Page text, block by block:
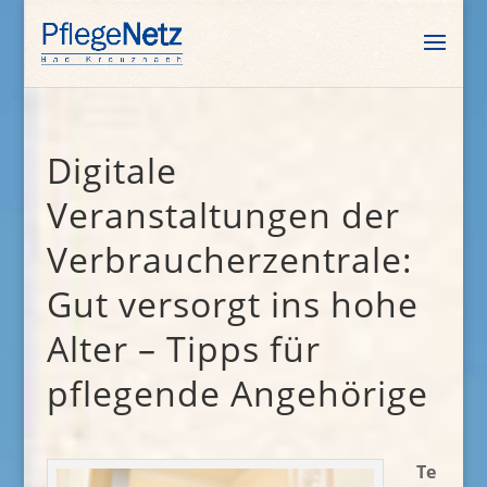
Digitale
Veranstaltungen der
Verbraucherzentrale:
Gut versorgt ins hohe
Alter – Tipps für
pflegende Angehörige
Te